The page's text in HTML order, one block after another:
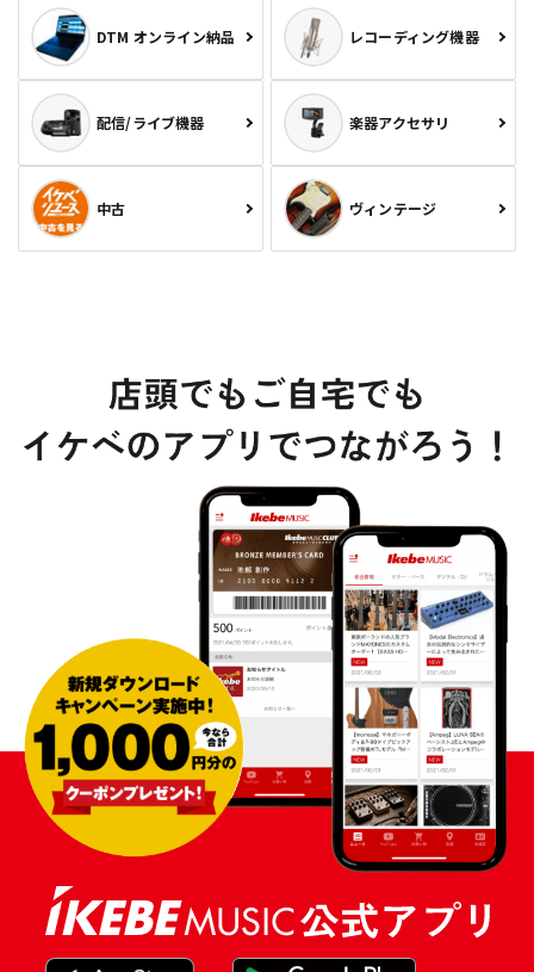
DTM オンライン納品 レコーディング機器
配信/ライブ機器 楽器アクセサリ
中古 ヴィンテージ